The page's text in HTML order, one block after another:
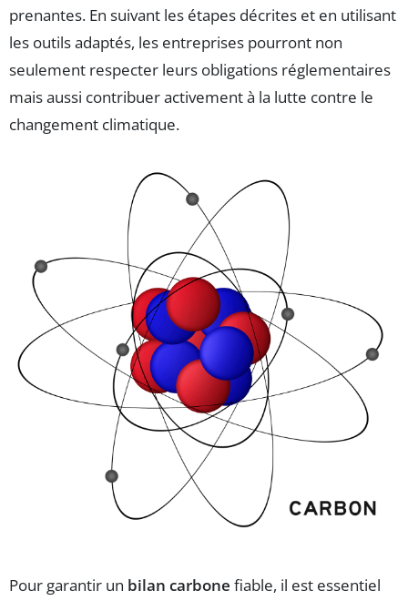
prenantes. En suivant les étapes décrites et en utilisant
les outils adaptés, les entreprises pourront non
seulement respecter leurs obligations réglementaires
mais aussi contribuer activement à la lutte contre le
changement climatique.
Pour garantir un bilan carbone fiable, il est essentiel